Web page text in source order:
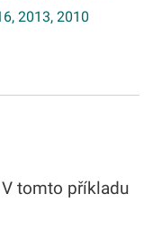
2013, 2010
V tomto příkladu